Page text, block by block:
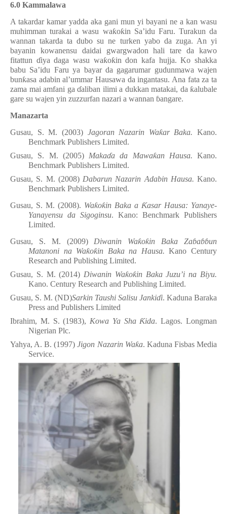
6.0 Kammalawa
A takardar kamar yadda aka gani mun yi bayani ne a kan wasu
muhimman turakai a wasu waƙoƙin Sa’idu Faru. Turakun da
wannan takarda ta dubo su ne turken yabo da zuga. An yi
bayanin kowanensu daidai gwargwadon hali tare da kawo
fitattun ɗiya daga wasu waƙoƙin don kafa hujja. Ko shakka
babu Sa’idu Faru ya bayar da gagarumar gudunmawa wajen
bunƙasa adabin al’ummar Hausawa da ingantasu. Ana fata za ta
zama mai amfani ga ɗaliban ilimi a dukkan matakai, da ƙalubale
gare su wajen yin zuzzurfan nazari a wannan ɓangare.
Manazarta
Gusau, S. M. (2003) Jagoran Nazarin Waƙar Baka. Kano.
Benchmark Publishers Limited.
Gusau, S. M. (2005) Makaɗa da Mawaƙan Hausa. Kano.
Benchmark Publishers Limited.
Gusau, S. M. (2008) Dabarun Nazarin Adabin Hausa. Kano.
Benchmark Publishers Limited.
Gusau, S. M. (2008). Waƙoƙin Baka a Ƙasar Hausa: Yanaye-
Yanayensu da Sigoginsu. Kano: Benchmark Publishers
Limited.
Gusau, S. M. (2009) Diwanin Waƙoƙin Baka Zaɓaɓɓun
Matanoni na Waƙoƙin Baka na Hausa. Kano Century
Research and Publishing Limited.
Gusau, S. M. (2014) Diwanin Waƙoƙin Baka Juzu’i na Biyu.
Kano. Century Research and Publishing Limited.
Gusau, S. M. (ND)Sarkin Taushi Salisu Jankiɗi. Kaduna Baraka
Press and Publishers Limited
Ibrahim, M. S. (1983), Kowa Ya Sha Ƙida. Lagos. Longman
Nigerian Plc.
Yahya, A. B. (1997)Jigon Nazarin Waƙa. Kaduna Fisbas Media
Service.